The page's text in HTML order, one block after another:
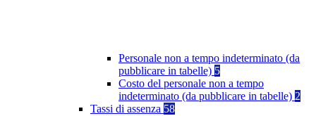
Personale non a tempo indeterminato (da
pubblicare in tabelle) 5
Costo del personale non a tempo
indeterminato (da pubblicare in tabelle) 2
Tassi di assenza 58